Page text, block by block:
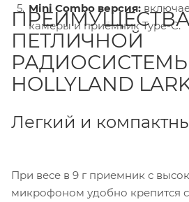
Mini Combo версия:
камеры и приёмник Type-C.
ПРЕИМУЩЕСТВА
ПЕТЛИЧНОЙ
HOLLYLAND
Легкий и
При весе в 9 г приемник с
микрофоном удобно крепится